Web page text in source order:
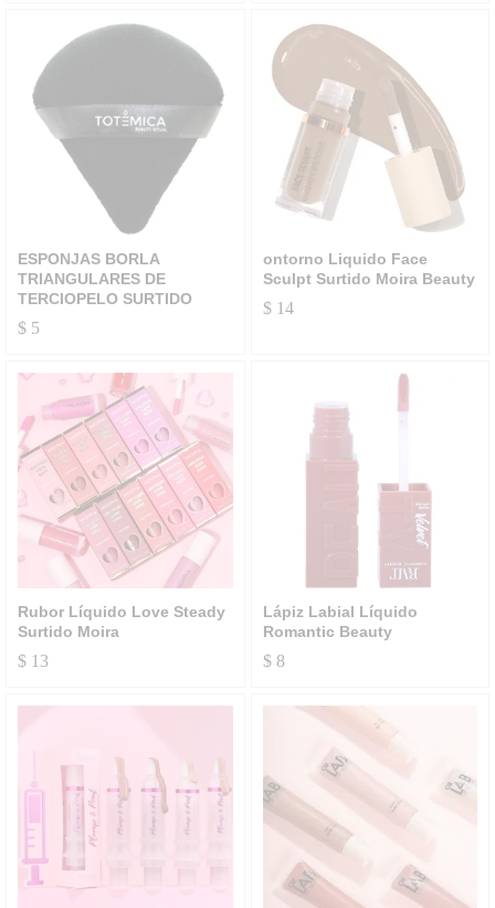
ESPONJAS BORLA
TRIANGULARES DE
TERCIOPELO SURTIDO
$ 5
ontorno Liquido Face
Sculpt Surtido Moira Beauty
$14
Rubor Líquido Love Steady
Surtido Moira
$ 13
Lápiz Labial Líquido
Romantic Beauty
$8